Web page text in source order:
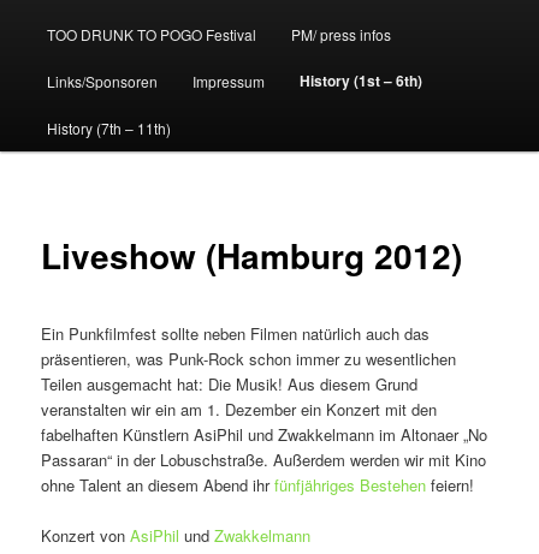
TOO DRUNK TO POGO Festival PM/ press infos
Links/Sponsoren Impressum History (1st – 6th)
History (7th – 11th)
Liveshow (Hamburg 2012)
Ein Punkfilmfest sollte neben Filmen natürlich auch das
präsentieren, was Punk-Rock schon immer zu wesentlichen
Teilen ausgemacht hat: Die Musik! Aus diesem Grund
veranstalten wir ein am 1. Dezember ein Konzert mit den
fabelhaften Künstlern AsiPhil und Zwakkelmann im Altonaer „No
Passaran“ in der Lobuschstraße. Außerdem werden wir mit Kino
ohne Talent an diesem Abend ihrfünfjähriges Bestehen feiern!
Konzert vonAsiPhil undZwakkelmann